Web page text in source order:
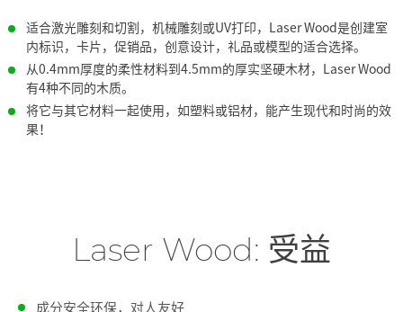
适合激光雕刻和切割，机械雕刻或UV打印，Laser Wood是创建室
内标识，卡片，促销品，创意设计，礼品或模型的适合选择。
从0.4mm厚度的柔性材料到4.5mm的厚实坚硬木材，Laser Wood
有4种不同的木质。
将它与其它材料一起使用，如塑料或铝材，能产生现代和时尚的效
果！
Laser Wood: 受益
成分安全环保，对人友好